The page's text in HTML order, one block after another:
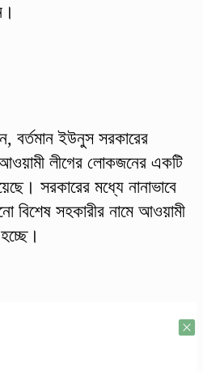
বর্তমান ইউনুস সরকারের
লীগের লোকজনের একটি
সরকারের মধ্যে নানাভাবে
বিশেষ সহকারীর নামে আওয়ামী